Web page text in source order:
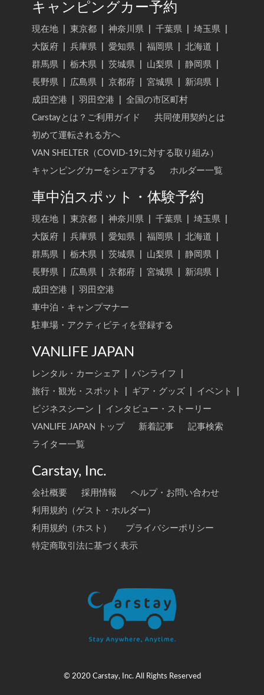
キャンピングカー予約
現在地 東京都 神奈川県 千葉県 埼玉県
大阪府
兵庫県 愛知県 福岡県 北海道
群馬県
栃木県 茨城県 山梨県 静岡県
長野県
広島県 京都府 宮城県 新潟県
成田空港
羽田空港
全国の市区町村
Carstayとは？ご利用ガイド
共同使用契約とは
初めて運転される方へ
VAN SHELTER（COVID-19に対する取り組み）
キャンピングカーをシェアする
ホルダー一覧
車中泊スポット・体験予約
現在地 東京都 神奈川県 千葉県 埼玉県
大阪府
兵庫県 愛知県 福岡県 北海道
群馬県
栃木県 茨城県 山梨県 静岡県
長野県
広島県 京都府 宮城県 新潟県
成田空港
羽田空港
車中泊・キャンプマナー
駐車場・アクティビティを登録する
VANLIFE JAPAN
レンタル・カーシェア バンライフ
旅行・観光・スポット
ギア・グッズ イベント
ビジネスシーン
インタビュー・ストーリー
VANLIFE JAPAN トップ
新着記事
記事検索
ライター一覧
Carstay, Inc.
会社概要 採用情報
ヘルプ・お問い合わせ
利用規約（ゲスト・ホルダー）
利用規約（ホスト）
プライバシーポリシー
特定商取引法に基づく表示
© 2020 Carstay, Inc. All Rights Reserved